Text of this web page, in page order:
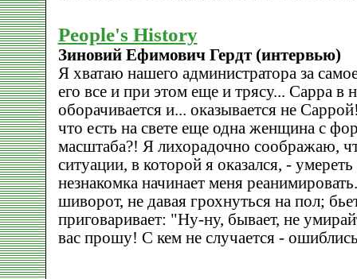
People's History
Зиновий Ефимович Гердт (интервью)
Я хватаю нашего администратора за
его все и при этом еще и трясу... Сарра в
оборачивается и... оказывается не
что есть на свете еще одна женщина с
масштаба?! Я лихорадочно соображаю,
ситуации, в которой я оказался, -
незнакомка начинает меня
шиворот, не давая грохнуться на пол;
приговаривает: "Ну-ну, бывает, не
вас прошу! С кем не случается -